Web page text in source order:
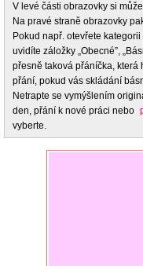
V levé části obrazovky si
Na pravé straně obrazovky
Pokud např. otevřete
uvidíte záložky „Obecné”,
přesně taková přáníčka, která
přání, pokud vás skládání
Netrapte se vymýšlením
den, přání k nové práci nebo
vyberte.